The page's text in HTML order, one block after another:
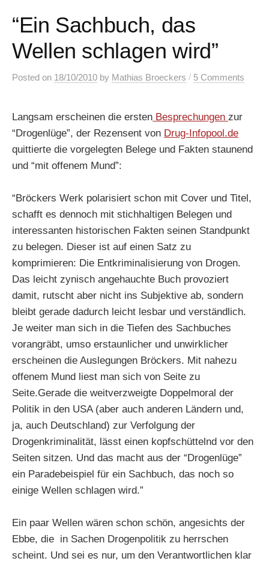
“Ein Sachbuch, das
Wellen schlagen wird”
Posted on 18/10/2010 by Mathias Broeckers / 5 Comments
Langsam erscheinen die ersten Besprechungen zur
“Drogenlüge”, der Rezensent von Drug-Infopool.de
quittierte die vorgelegten Belege und Fakten staunend
und “mit offenem Mund”:
“Bröckers Werk polarisiert schon mit Cover und Titel,
schafft es dennoch mit stichhaltigen Belegen und
interessanten historischen Fakten seinen Standpunkt
zu belegen. Dieser ist auf einen Satz zu
komprimieren: Die Entkriminalisierung von Drogen.
Das leicht zynisch angehauchte Buch provoziert
damit, rutscht aber nicht ins Subjektive ab, sondern
bleibt gerade dadurch leicht lesbar und verständlich.
Je weiter man sich in die Tiefen des Sachbuches
vorangräbt, umso erstaunlicher und unwirklicher
erscheinen die Auslegungen Bröckers. Mit nahezu
offenem Mund liest man sich von Seite zu
Seite.Gerade die weitverzweigte Doppelmoral der
Politik in den USA (aber auch anderen Ländern und,
ja, auch Deutschland) zur Verfolgung der
Drogenkriminalität, lässt einen kopfschüttelnd vor den
Seiten sitzen. Und das macht aus der “Drogenlüge”
ein Paradebeispiel für ein Sachbuch, das noch so
einige Wellen schlagen wird.”
Ein paar Wellen wären schon schön, angesichts der
Ebbe, die in Sachen Drogenpolitik zu herrschen
scheint. Und sei es nur, um den Verantwortlichen klar